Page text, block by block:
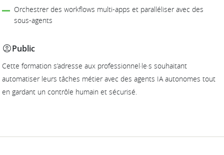
Orchestrer des workflows multi-apps et paralléliser avec des
sous-agents
Public
Cette formation s’adresse aux professionnel·le·s souhaitant
automatiser leurs tâches métier avec des agents IA autonomes tout
en gardant un contrôle humain et sécurisé.